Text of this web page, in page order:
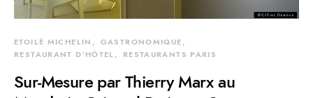
ETOILÉ MICHELIN
GASTRONOMIQUE
RESTAURANT D'HÔTEL
RESTAURANTS PARIS
Sur-Mesure par Thierry Marx au